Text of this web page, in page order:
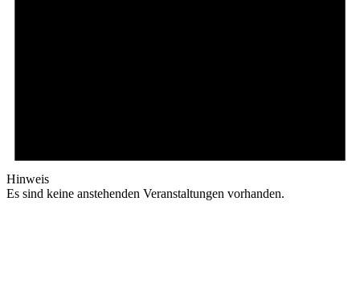
Hinweis
Es sind keine anstehenden Veranstaltungen vorhanden.